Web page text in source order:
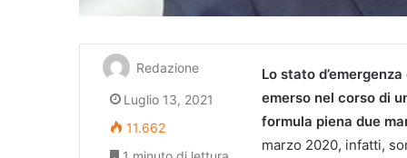
Lo stato
emerso nel corso di
formula piena due
marzo 2020, infatti,
Redazione
Luglio 13, 2021
11.662